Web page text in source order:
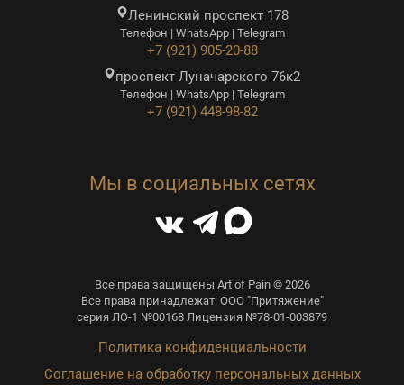
Ленинский проспект 178
Телефон | WhatsApp | Telegram
+7 (921) 905-20-88
проспект Луначарского 76к2
Телефон | WhatsApp | Telegram
+7 (921) 448-98-82
Мы в социальных сетях
Все права защищены Art of Pain © 2026
Все права принадлежат: ООО "Притяжение"
серия ЛО-1 №00168 Лицензия №78-01-003879
Политика конфиденциальности
Соглашение на обработку персональных данных